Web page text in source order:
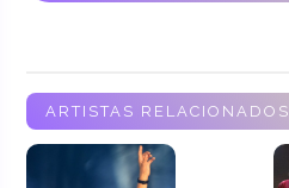
ARTISTAS RELACIONADOS